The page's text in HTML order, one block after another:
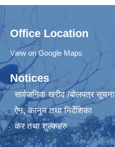
Office Location
View on Google Maps
Notices
सार्वजनिक खरीद /बोलपत्र सूचना
ऐन, कानुन तथा निर्देशिका
कर तथा शुल्कहरु